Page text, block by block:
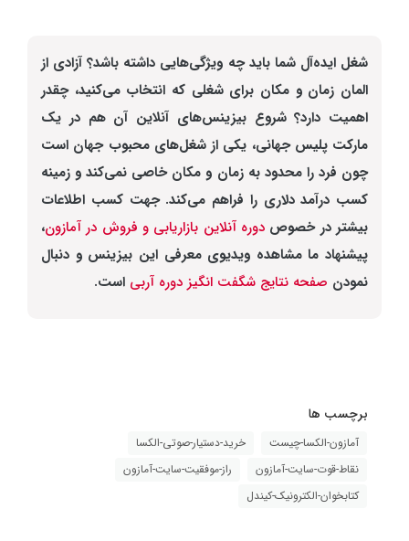
شغل ایده‌آل شما باید چه ویژگی‌هایی داشته باشد؟ آزادی از
المان زمان و مکان برای شغلی که انتخاب می‌کنید، چقدر
اهمیت دارد؟ شروع بیزینس‌های آنلاین آن هم در یک
مارکت پلیس جهانی، یکی از شغل‌های محبوب جهان است
چون فرد را محدود به زمان و مکان خاصی نمی‌کند و زمینه
کسب درآمد دلاری را فراهم می‌کند. جهت کسب اطلاعات
بیشتر در خصوص دوره آنلاین بازاریابی و فروش در آمازون،
پیشنهاد ما مشاهده ویدیوی معرفی این بیزینس و دنبال
نمودن صفحه نتایج شگفت انگیز دوره آربی است.
برچسب ها
آمازون-الکسا-چیست
خرید-دستیار-صوتی-الکسا
نقاط-قوت-سایت-آمازون
راز-موفقیت-سایت-آمازون
کتابخوان-الکترونیک-کیندل